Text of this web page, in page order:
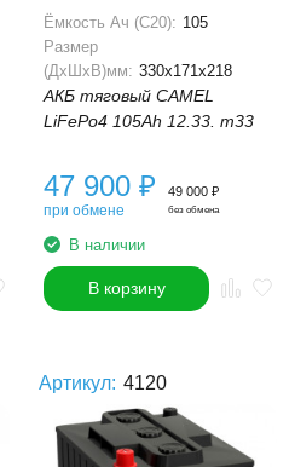
UT-1344A 12В 105Ач
Ёмкость Ач (С20): 105
Размер
(ДхШхВ)мм: 330x171x218
АКБ тяговый CAMEL
LiFePo4 105Ah 12.33. m33
47 900 ₽
при обмене
49 000 ₽
без обмена
В наличии
В корзину
Артикул: 4120